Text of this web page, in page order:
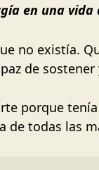
en una
no existía.
de
porque
de todas las